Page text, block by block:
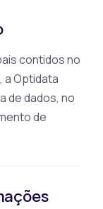
contidos no
a Optidata
de dados, no
de